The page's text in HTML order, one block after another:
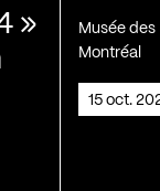
»
Musée
Montréal
15 oct.